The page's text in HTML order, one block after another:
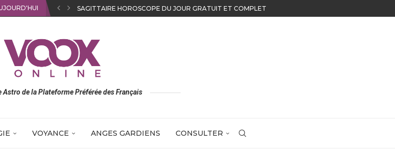
CANCER HOROSCOPE DU JOUR GRATUIT ET COMPLET
Astro de la Plateforme Préférée des Français
VOYANCE ANGES GARDIENS CONSULTER